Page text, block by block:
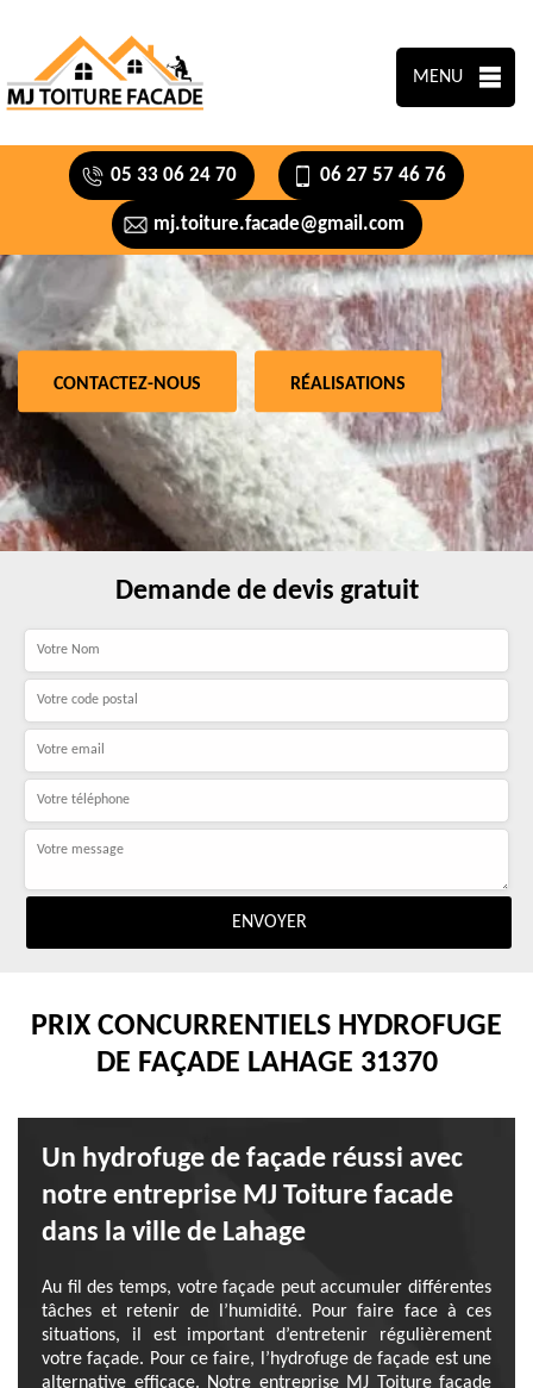
MENU
05 33 06 24 70 06 27 57 46 76
mj.toiture.facade@gmail.com
CONTACTEZ-NOUS RÉALISATIONS
Demande de devis gratuit
PRIX CONCURRENTIELS HYDROFUGE
DE FAÇADE LAHAGE 31370
Un hydrofuge de façade réussi avec
notre entreprise MJ Toiture facade
dans la ville de Lahage
Au fil des temps, votre façade peut accumuler différentes
tâches et retenir de l’humidité. Pour faire face à ces
situations, il est important d’entretenir régulièrement
votre façade. Pour ce faire, l’hydrofuge de façade est une
alternative efficace. Notre entreprise MJ Toiture facade